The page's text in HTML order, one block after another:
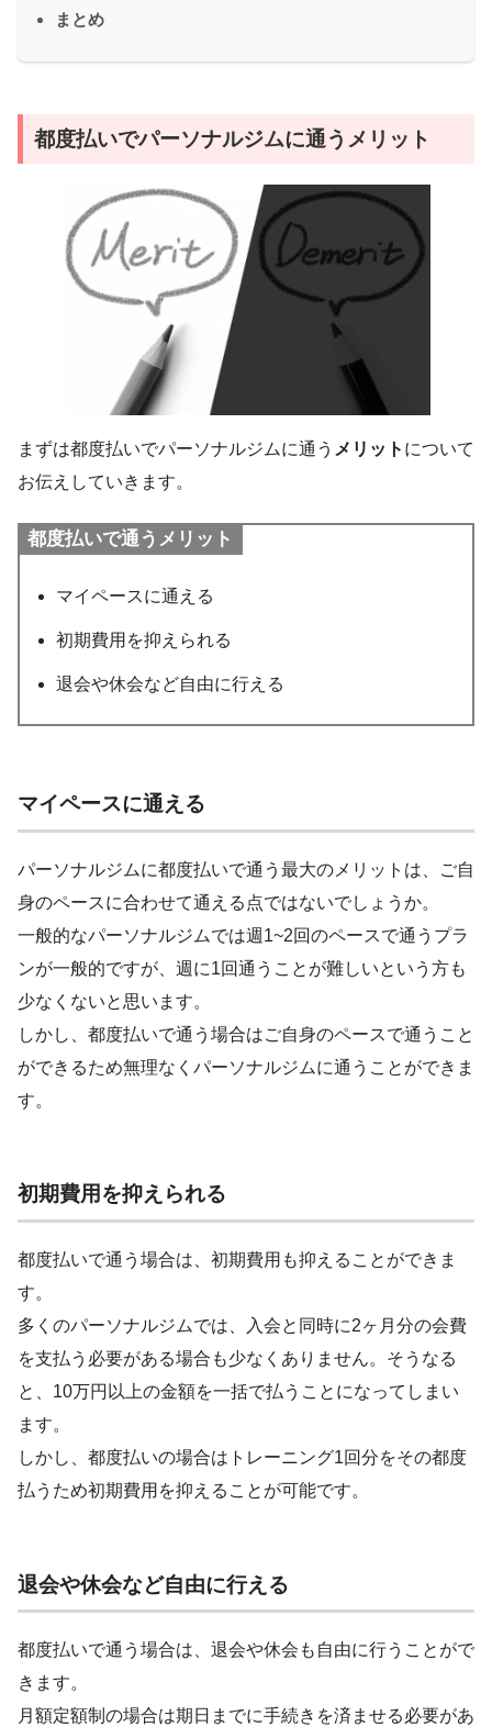
まとめ
都度払いでパーソナルジムに通うメリット
まずは都度払いでパーソナルジムに通う メリット について
お伝えしていきます。
都度払いで通うメリット
マイペースに通える
初期費用を抑えられる
退会や休会など自由に行える
マイペースに通える
パーソナルジムに都度払いで通う最大のメリットは、ご自
身のペースに合わせて通える点ではないでしょうか。
一般的なパーソナルジムでは週1~2回のペースで通うプラ
ンが一般的ですが、週に1回通うことが難しいという方も
少なくないと思います。
しかし、都度払いで通う場合はご自身のペースで通うこと
ができるため無理なくパーソナルジムに通うことができま
す。
初期費用を抑えられる
都度払いで通う場合は、初期費用も抑えることができま
す。
多くのパーソナルジムでは、入会と同時に2ヶ月分の会費
を支払う必要がある場合も少なくありません。そうなる
と、10万円以上の金額を一括で払うことになってしまい
ます。
しかし、都度払いの場合はトレーニング1回分をその都度
払うため初期費用を抑えることが可能です。
退会や休会など自由に行える
都度払いで通う場合は、退会や休会も自由に行うことがで
きます。
月額定額制の場合は期日までに手続きを済ませる必要があ